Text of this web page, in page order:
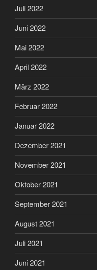
Juli 2022
Juni 2022
Mai 2022
April 2022
März 2022
Februar 2022
Januar 2022
Dezember 2021
November 2021
Oktober 2021
September 2021
August 2021
Juli 2021
Juni 2021